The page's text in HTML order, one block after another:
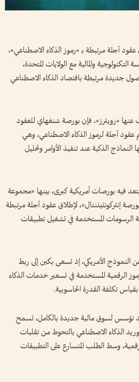
آجلة مرتبطة بـ «رموز الذكاء الاصطناعي»،
والمالية مع الولايات المتحدة،
جديدة مرتبطة باقتصاد الذكاء الاصطناعي
«رويترز»، فإن بورصة شنغهاي للعقود
آجلة لرموز الذكاء الاصطناعي، وهي
النماذج الذكية عند تنفيذ الأوامر وتحليل
فيه بورصات أمريكية كبرى، بينها «مجموعة
إنتركونتيننتال»، لإطلاق عقود آجلة مرتبطة
الرسومات المستخدمة في تشغيل تطبيقات
النموذج الأمريكي، إذ تسعى بكين إلى ربط
الرقمية المستخدمة في تسعير خدمات الذكاء
تكلفة القدرة الحاسوبية.
تؤسس لسوق مالية جديدة بالكامل، تسمح
الذكاء الاصطناعي بالتحوط من تقلبات
وسط الطلب المتسارع على التطبيقات